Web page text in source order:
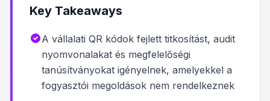
Key Takeaways
A vállalati QR kódok fejlett titkosítást, audit
nyomvonalakat és megfelelőségi
tanúsítványokat igényelnek, amelyekkel a
fogyasztói megoldások nem rendelkeznek